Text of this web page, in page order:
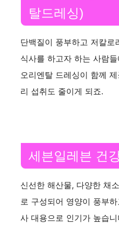
탈드레싱)
단백질이 풍부하고 저칼로
식사를 하고자 하는 사람
오리엔탈 드레싱이 함께
리 섭취도 줄이게 되죠.
세븐일레븐 건
신선한 해산물, 다양한 채
로 구성되어 영양이 풍부
사 대용으로 인기가 높습니